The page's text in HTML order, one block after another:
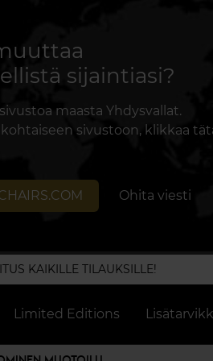
sijaintiasi?
maasta Yhdysvallat.
sivustoon, klikkaa
Ohita viesti
KAIKILLE TILAUKSILLE!
Limited Editions